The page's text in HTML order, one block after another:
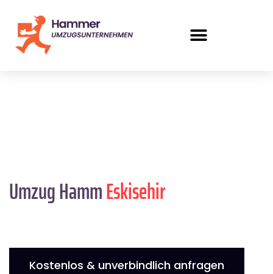
Umzug HammEskisehir
Kostenlos & unverbindlich anfragen